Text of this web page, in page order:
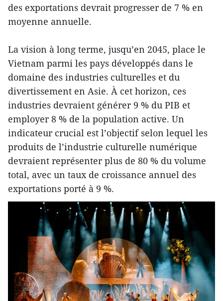
des exportations devrait progresser de 7 % en
moyenne annuelle.
La vision à long terme, jusqu’en 2045, place le
Vietnam parmi les pays développés dans le
domaine des industries culturelles et du
divertissement en Asie. À cet horizon, ces
industries devraient générer 9 % du PIB et
employer 8 % de la population active. Un
indicateur crucial est l’objectif selon lequel les
produits de l’industrie culturelle numérique
devraient représenter plus de 80 % du volume
total, avec un taux de croissance annuel des
exportations porté à 9 %.